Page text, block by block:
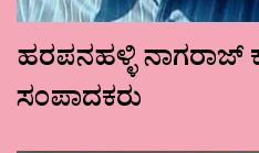
ಹರಪನಹಳ್ಳಿ
ಸಂಪಾದಕರು